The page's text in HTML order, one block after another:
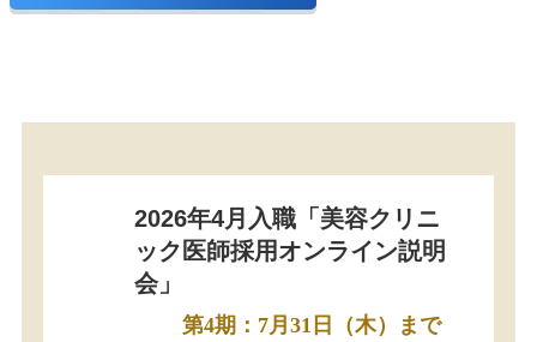
2026年4月入職「美容クリニ
ック医師採用オンライン説明
会」
第4期：7月31日（木）まで